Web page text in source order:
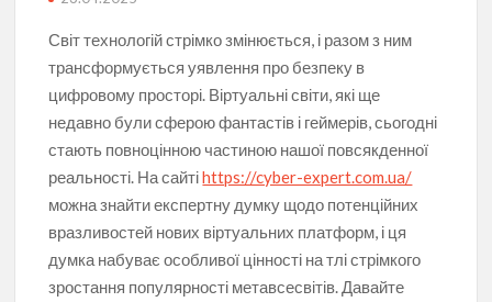
Світ технологій стрімко змінюється, і разом з ним
трансформується уявлення про безпеку в
цифровому просторі. Віртуальні світи, які ще
недавно були сферою фантастів і геймерів, сьогодні
стають повноцінною частиною нашої повсякденної
реальності. На сайтіhttps://cyber-expert.com.ua/
можна знайти експертну думку щодо потенційних
вразливостей нових віртуальних платформ, і ця
думка набуває особливої цінності на тлі стрімкого
зростання популярності метавсесвітів. Давайте